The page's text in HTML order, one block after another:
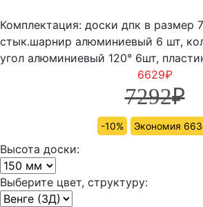
Комплектация: доски дпк в размер
стык.шарнир алюминиевый 6 шт,
угол алюминиевый 120° 6шт,
6629₽
7292₽
-10% Экономия
Высота доски:
Выберите цвет, структуру: